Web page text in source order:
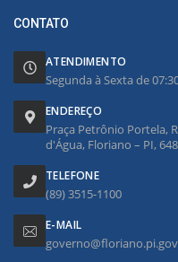
CONTATO
ATENDIMENTO
Segunda à Sexta de
ENDEREÇO
Praça Petrônio Portela,
d'Água, Floriano – PI,
TELEFONE
(89) 3515-1100
E-MAIL